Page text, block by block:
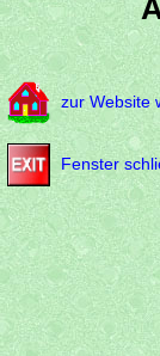
zur Website
Fenster